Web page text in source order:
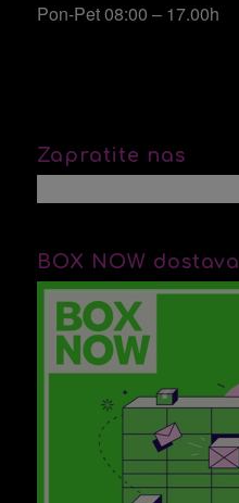
Pon-Pet 08:00 – 17.00h
Zapratite nas
BOX NOW dostava